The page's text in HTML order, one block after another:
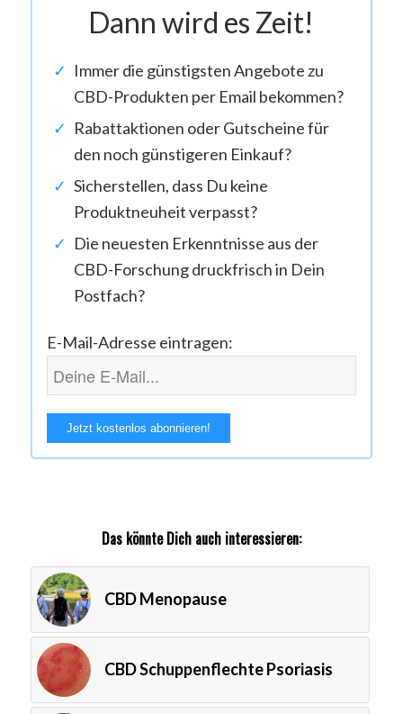
Dann wird es Zeit!
Immer die günstigsten Angebote zu
CBD-Produkten per Email bekommen?
Rabattaktionen oder Gutscheine für
den noch günstigeren Einkauf?
Sicherstellen, dass Du keine
Produktneuheit verpasst?
Die neuesten Erkenntnisse aus der
CBD-Forschung druckfrisch in Dein
Postfach?
E-Mail-Adresse eintragen:
Das könnte Dich auch interessieren:
CBD Menopause
CBD Schuppenflechte Psoriasis